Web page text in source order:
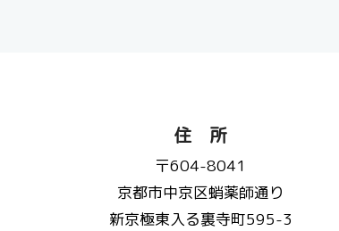
住 所
〒604-8041
京都市中京区蛸薬師通り
新京極東入る裏寺町595-3